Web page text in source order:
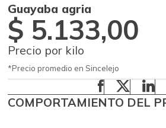
Guayaba agria
$ 5.133,00
Precio por kilo
*Precio promedio en Sincelejo
COMPORTAMIENTO DEL